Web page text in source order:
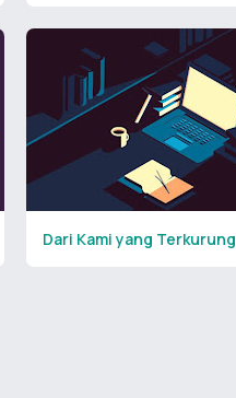
Dari Kami yang Terkurung